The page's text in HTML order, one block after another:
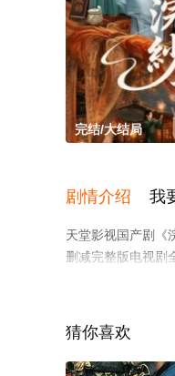
完结/大结局
剧情介绍 我
天堂影视国产剧《
删减完整版电视剧
猜你喜欢